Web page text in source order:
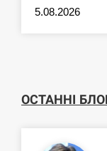
5.08.2026
ОСТАННІ